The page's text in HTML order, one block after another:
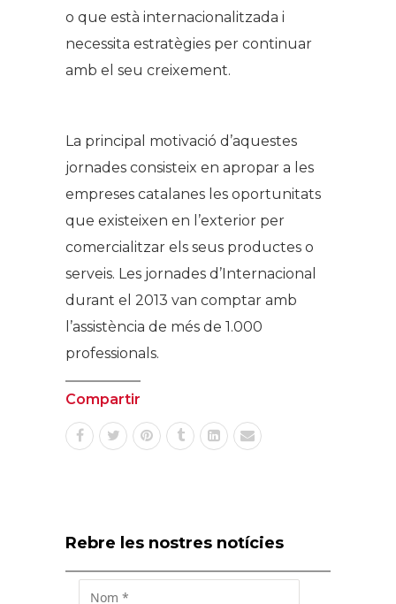
o que està internacionalitzada i
necessita estratègies per continuar
amb el seu creixement.
La principal motivació d’aquestes
jornades consisteix en apropar a les
empreses catalanes les oportunitats
que existeixen en l’exterior per
comercialitzar els seus productes o
serveis. Les jornades d’Internacional
durant el 2013 van comptar amb
l’assistència de més de 1.000
professionals.
Compartir
Rebre les nostres notícies